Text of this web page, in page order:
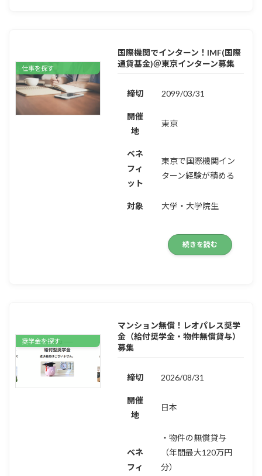
仕事を探す
国際機関でインターン！IMF(国際
通貨基金)＠東京インターン募集
続きを読む
締切 2099/03/31
開催
地
東京
ベネ
フィ
ット
東京で国際機関イン
ターン経験が積める
対象 大学・大学院生
奨学金を探す
マンション無償！レオパレス奨学
金（給付奨学金・物件無償貸与）
募集
締切 2026/08/31
開催
地
日本
ベネ
フィ
・物件の無償貸与
（年間最大120万円
分）